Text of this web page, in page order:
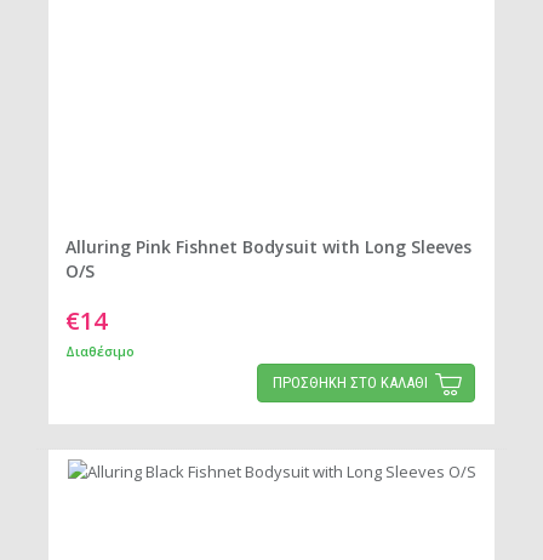
Alluring Pink Fishnet Bodysuit with Long Sleeves
O/S
€14
Διαθέσιμο
ΠΡΟΣΘΗΚΗ ΣΤΟ ΚΑΛΑΘΙ